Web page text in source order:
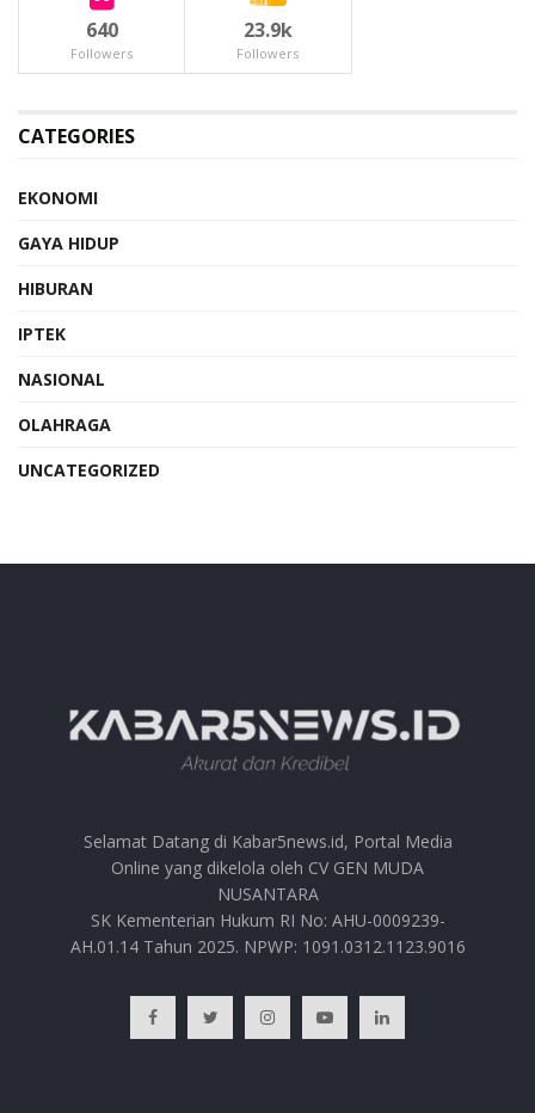
640
Followers
23.9k
Followers
CATEGORIES
EKONOMI
GAYA HIDUP
HIBURAN
IPTEK
NASIONAL
OLAHRAGA
UNCATEGORIZED
Selamat Datang di Kabar5news.id, Portal Media
Online yang dikelola oleh CV GEN MUDA
NUSANTARA
SK Kementerian Hukum RI No: AHU-0009239-
AH.01.14 Tahun 2025. NPWP: 1091.0312.1123.9016